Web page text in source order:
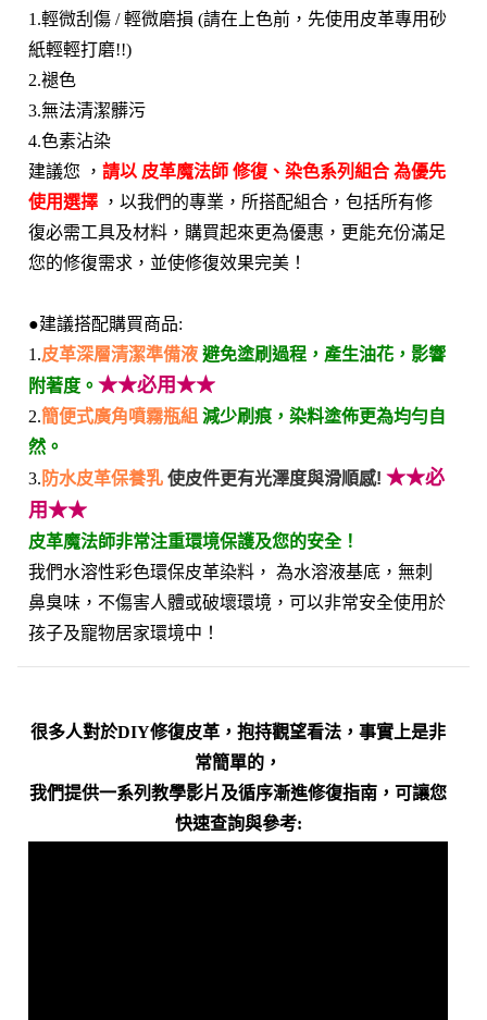
1.輕微刮傷 / 輕微磨損 (請在上色前，先使用皮革專用砂
紙輕輕打磨!!)
2.褪色
3.無法清潔髒污
4.色素沾染
建議您 ， 請以 皮革魔法師 修復、染色系列組合 為優先
使用選擇 ，以我們的專業，所搭配組合，包括所有修
復必需工具及材料，購買起來更為優惠，更能充份滿足
您的修復需求，並使修復效果完美！
●建議搭配購買商品:
1.皮革深層清潔準備液 避免塗刷過程，產生油花，影響
附著度。 ★★必用★★
2.簡便式廣角噴霧瓶組 減少刷痕，染料塗佈更為均勻自
然。
3. 防水皮革保養乳 使皮件更有光澤度與滑順感! ★★必
用★★
皮革魔法師非常注重環境保護及您的安全！
我們水溶性彩色環保皮革染料， 為水溶液基底，無刺
鼻臭味，不傷害人體或破壞環境，可以非常安全使用於
孩子及寵物居家環境中！
很多人對於DIY修復皮革，抱持觀望看法，事實上是非
常簡單的，
我們提供一系列教學影片及循序漸進修復指南，可讓您
快速查詢與參考: